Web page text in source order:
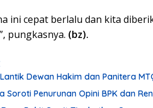
ini cepat berlalu dan kita
pungkasnya. (bz).
Dewan Hakim dan Panitera
Penurunan Opini BPK dan